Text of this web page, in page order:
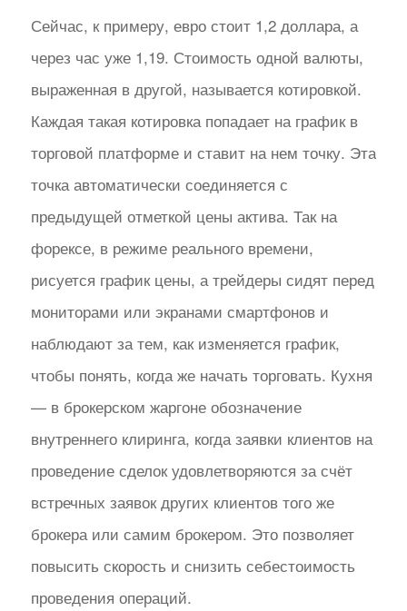
Сейчас, к примеру, евро стоит 1,2 доллара, а
через час уже 1,19. Стоимость одной валюты,
выраженная в другой, называется котировкой.
Каждая такая котировка попадает на график в
торговой платформе и ставит на нем точку. Эта
точка автоматически соединяется с
предыдущей отметкой цены актива. Так на
форексе, в режиме реального времени,
рисуется график цены, а трейдеры сидят перед
мониторами или экранами смартфонов и
наблюдают за тем, как изменяется график,
чтобы понять, когда же начать торговать. Кухня
— в брокерском жаргоне обозначение
внутреннего клиринга, когда заявки клиентов на
проведение сделок удовлетворяются за счёт
встречных заявок других клиентов того же
брокера или самим брокером. Это позволяет
повысить скорость и снизить себестоимость
проведения операций.